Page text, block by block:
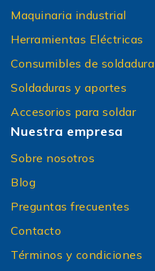
Maquinaria industrial
Herramientas Eléctricas
Consumibles de soldadura
Soldaduras y aportes
Accesorios para soldar
Nuestra empresa
Sobre nosotros
Blog
Preguntas frecuentes
Contacto
Términos y condiciones